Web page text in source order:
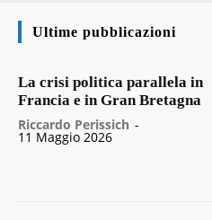
Ultime pubblicazioni
La crisi politica parallela in
Francia e in Gran Bretagna
Riccardo Perissich -
11 Maggio 2026